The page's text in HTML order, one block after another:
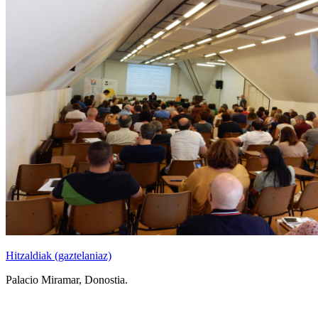
Hitzaldiak (gaztelaniaz)
Palacio Miramar, Donostia.